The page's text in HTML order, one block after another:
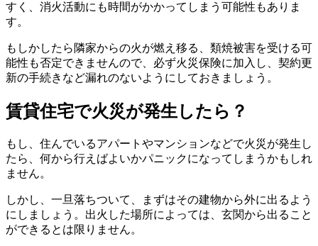
すく、消火活動にも時間がかかってしまう可能性もありま
す。
もしかしたら隣家からの火が燃え移る、類焼被害を受ける可
能性も否定できませんので、必ず火災保険に加入し、契約更
新の手続きなど漏れのないようにしておきましょう。
賃貸住宅で火災が発生したら？
もし、住んでいるアパートやマンションなどで火災が発生し
たら、何から行えばよいかパニックになってしまうかもしれ
ません。
しかし、一旦落ちついて、まずはその建物から外に出るよう
にしましょう。出火した場所によっては、玄関から出ること
ができるとは限りません。